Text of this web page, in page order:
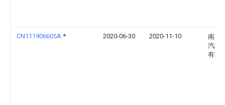
CN111906605A * 2020-06-30 2020-11-10
南京
汽车
有限